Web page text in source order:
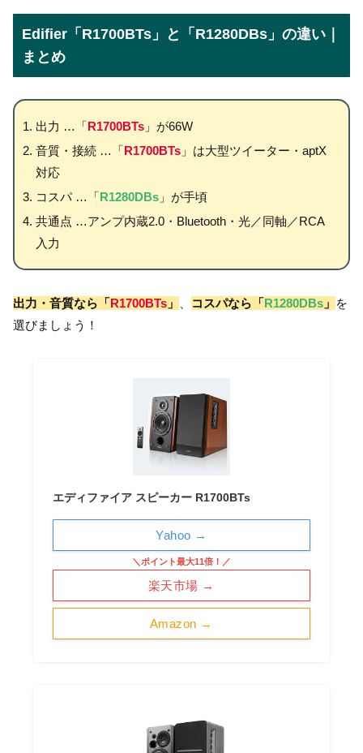
Edifier「R1700BTs」と「R1280DBs」の違い｜
まとめ
出力 …「R1700BTs」が66W
音質・接続 …「R1700BTs」は大型ツイーター・aptX
対応
コスパ …「R1280DBs」が手頃
共通点 …アンプ内蔵2.0・Bluetooth・光／同軸／RCA
入力
出力・音質なら「R1700BTs 」 コスパなら「R1280DBs 」 を
選びましょう！
エディファイア スピーカー R1700BTs
Amazon →
＼ポイント最大11倍！／
楽天市場 →
Yahoo →